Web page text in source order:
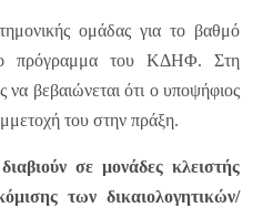
ομάδας για το βαθμό
πρόγραμμα του ΚΔΗΦ. Στη
να βεβαιώνεται ότι ο υποψήφιος
του στην πράξη.
σε μονάδες κλειστής
των δικαιολογητικών/